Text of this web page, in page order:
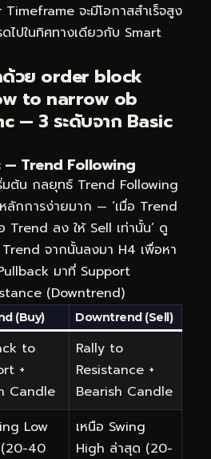
จะมีโอกาสสำเร็จสูง
ไปในทิศทางเดียวกับ Smart
ด้วย order block
to narrow ob
— 3 ระดับจาก Basic
— Trend Following
มต้น กลยุทธ์ Trend Following
ลักการง่ายมาก — ‘เมื่อ Trend
Trend ลง ให้ Sell เท่านั้น’ ดู
จากนั้นลงมา H4 เพื่อหา
มาที่ Support
(Downtrend)
(Buy) Downtrend (Sell)
to
+
Candle
Rally to
Resistance +
Bearish Candle
Low
40
เหนือ Swing
High ล่าสุด (20-